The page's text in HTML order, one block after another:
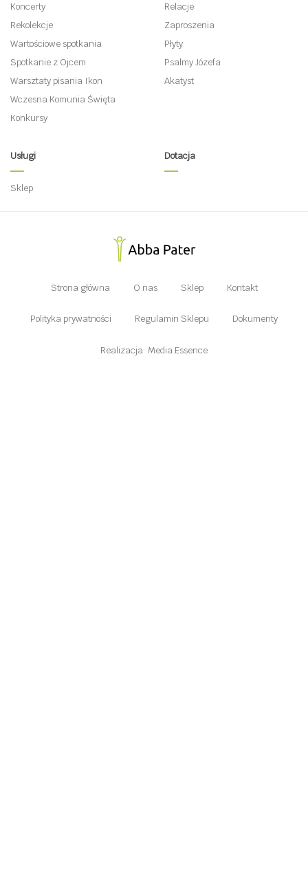
Koncerty
Rekolekcje
Wartościowe spotkania
Spotkanie z Ojcem
Warsztaty pisania Ikon
Wczesna Komunia Święta
Konkursy
Relacje
Zaproszenia
Płyty
Psalmy Józefa
Akatyst
Usługi
Sklep
Dotacja
Strona główna O nas Sklep Kontakt
Polityka prywatności Regulamin Sklepu Dokumenty
Realizacja: Media Essence